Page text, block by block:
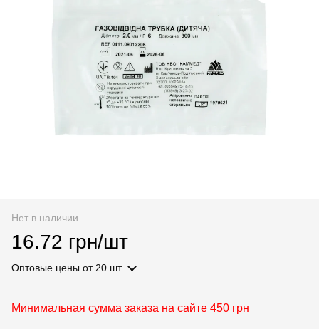
Нет в наличии
16.72 грн/шт
Оптовые цены от 20 шт
Минимальная сумма заказа на сайте 450 грн